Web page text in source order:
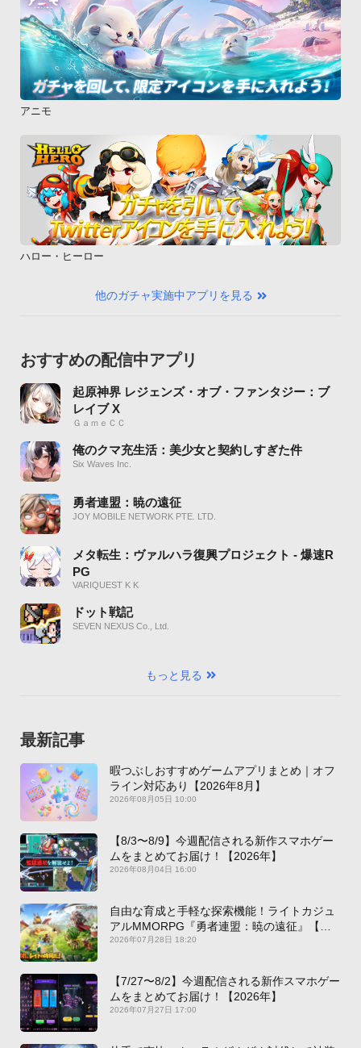
アニモ
ハロー・ヒーロー
他のガチャ実施中アプリを見る
おすすめの配信中アプリ
起原神界 レジェンズ・オブ・ファンタジー：ブ
レイブ X
ＧａｍｅＣＣ
俺のクマ充生活：美少女と契約しすぎた件
Six Waves Inc.
勇者連盟：暁の遠征
JOY MOBILE NETWORK PTE. LTD.
メタ転生：ヴァルハラ復興プロジェクト - 爆速R
PG
VARIQUEST K K
ドット戦記
SEVEN NEXUS Co., Ltd.
もっと見る
最新記事
暇つぶしおすすめゲームアプリまとめ｜オフ
ライン対応あり【2026年8月】
2026年08月05日 10:00
【8/3〜8/9】今週配信される新作スマホゲー
ムをまとめてお届け！【2026年】
2026年08月04日 16:00
自由な育成と手軽な探索機能！ライトカジュ
アルMMORPG『勇者連盟：暁の遠征』【最
新作PICKUP】
2026年07月28日 18:20
【7/27〜8/2】今週配信される新作スマホゲー
ムをまとめてお届け！【2026年】
2026年07月27日 17:00